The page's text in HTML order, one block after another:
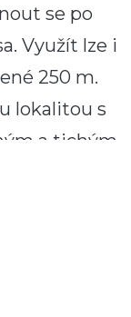
se po
Využít lze i
250 m.
lokalitou s
a tichým